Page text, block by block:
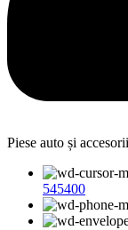
Piese auto și
545400